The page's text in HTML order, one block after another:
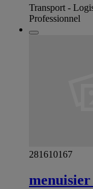
Transport -
Professionnel
281610167